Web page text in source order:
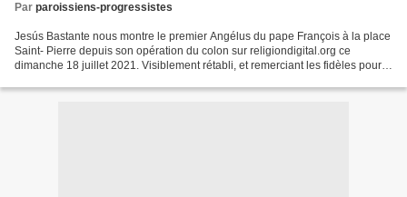
Par paroissiens-progressistes
Jesús Bastante nous montre le premier Angélus du pape François à la place
Saint- Pierre depuis son opération du colon sur religiondigital.org ce
dimanche 18 juillet 2021. Visiblement rétabli, et remerciant les fidèles pour